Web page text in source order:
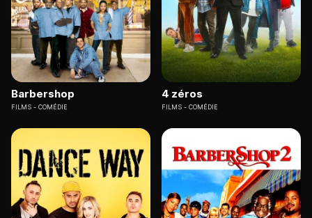
Barbershop
FILMS COMÉDIE
4 zéros
FILMS COMÉDIE